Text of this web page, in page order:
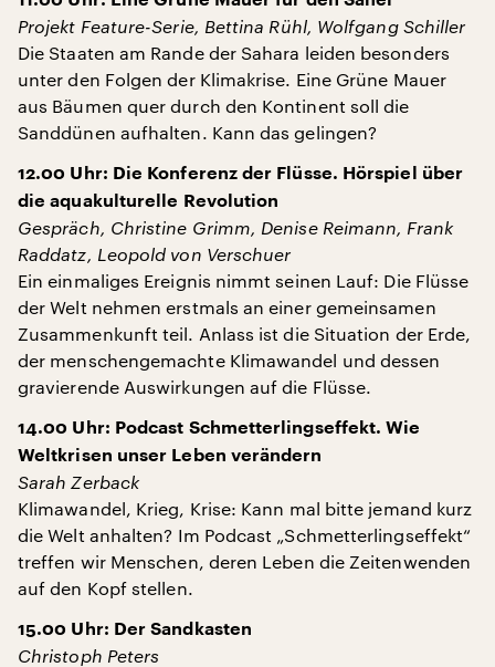
Projekt Feature-Serie, Bettina Rühl, Wolfgang Schiller
Die Staaten am Rande der Sahara leiden besonders
unter den Folgen der Klimakrise. Eine Grüne Mauer
aus Bäumen quer durch den Kontinent soll die
Sanddünen aufhalten. Kann das gelingen?
12.00 Uhr: Die Konferenz der Flüsse. Hörspiel über
die aquakulturelle Revolution
Gespräch, Christine Grimm, Denise Reimann, Frank
Raddatz, Leopold von Verschuer
Ein einmaliges Ereignis nimmt seinen Lauf: Die Flüsse
der Welt nehmen erstmals an einer gemeinsamen
Zusammenkunft teil. Anlass ist die Situation der Erde,
der menschengemachte Klimawandel und dessen
gravierende Auswirkungen auf die Flüsse.
14.00 Uhr: Podcast Schmetterlingseffekt. Wie
Weltkrisen unser Leben verändern
Sarah Zerback
Klimawandel, Krieg, Krise: Kann mal bitte jemand kurz
die Welt anhalten? Im Podcast „Schmetterlingseffekt“
treffen wir Menschen, deren Leben die Zeitenwenden
auf den Kopf stellen.
15.00 Uhr: Der Sandkasten
Christoph Peters